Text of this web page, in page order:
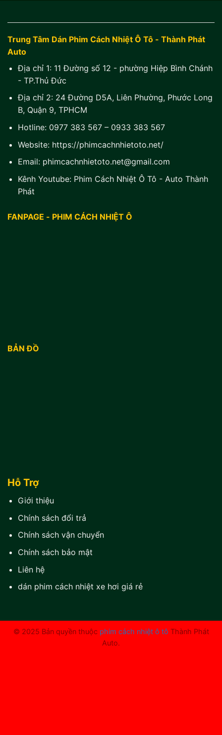
Trung Tâm Dán Phim Cách Nhiệt Ô Tô - Thành Phát
Auto
Địa chỉ 1: 11 Đường số 12 - phường Hiệp Bình Chánh
- TP.Thủ Đức
Địa chỉ 2: 24 Đường D5A, Liên Phường, Phước Long
B, Quận 9, TPHCM
Hotline: 0977 383 567– 0933 383 567
Website: https://phimcachnhietoto.net/
Email: phimcachnhietoto.net@gmail.com
Kênh Youtube: Phim Cách Nhiệt Ô Tô - Auto Thành
Phát
FANPAGE - PHIM CÁCH NHIỆT Ô
BẢN ĐỒ
Hỗ Trợ
Giới thiệu
Chính sách đổi trả
Chính sách vận chuyển
Chính sách bảo mật
Liên hệ
dán phim cách nhiệt xe hơi giá rẻ
© 2025 Bản quyền thuộc phim cách nhiệt ô tô Thành Phát
Auto.